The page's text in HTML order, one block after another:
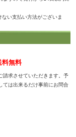
い支払い方法がございま
料無料
請求させていただきます。予
ては出来るだけ事前にお問合